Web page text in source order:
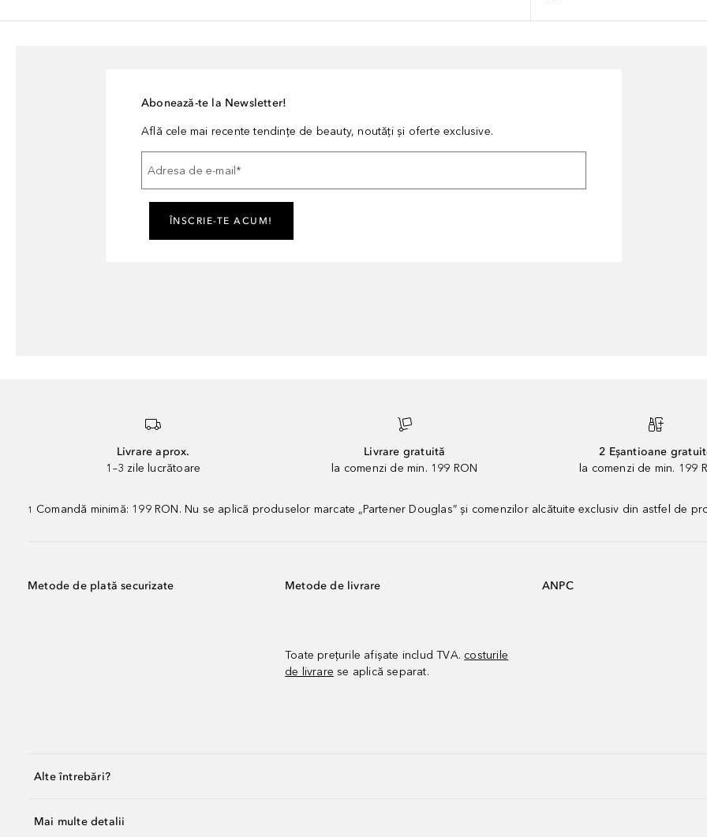
Abonează-te la Newsletter!
Află cele mai recente tendințe de beauty, noutăți și oferte exclusive.
Adresa de e-mail *
ÎNSCRIE-TE ACUM!
Livrare aprox.
1–3 zile lucrătoare
Livrare gratuită
la comenzi de min. 199 RON
2 Eșantioane
la comenzi de min. 199
1 Comandă minimă: 199 RON. Nu se aplică produselor marcate „Partener Douglas” și comenzilor alcătuite exclusiv din astfel de
Metode de plată securizate Metode de livrare
Toate prețurile afișate includ TVA. costurile
de livrare se aplică separat.
ANPC
Alte întrebări?
Mai multe detalii